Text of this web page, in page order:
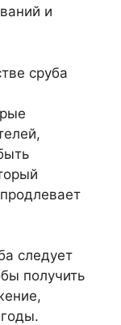
и
сруба
следует
получить